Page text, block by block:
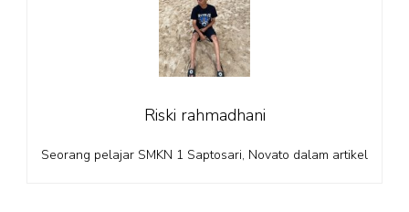
Riski rahmadhani
Seorang pelajar SMKN 1 Saptosari, Novato dalam artikel